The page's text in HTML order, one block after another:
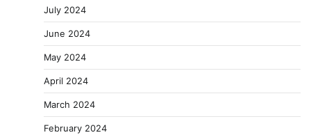
July 2024
June 2024
May 2024
April 2024
March 2024
February 2024